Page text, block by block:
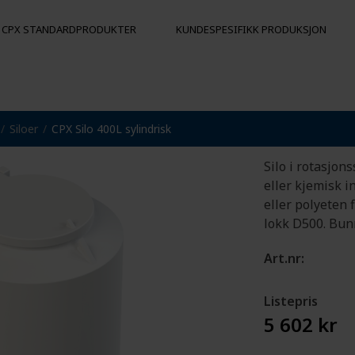
CPX STANDARDPRODUKTER
FORTØYNINGSBØYER
KUNDESPESIFIKK PRODUKSJON
Siloer CPX Silo 400L sylindrisk
Silo i
eller kjemisk
eller polyeten
lokk D500.
Art.nr:
Listepris
5 602 kr